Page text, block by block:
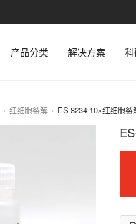
产品分类 解决方案
红细胞裂解 ES-8234 10×红细胞